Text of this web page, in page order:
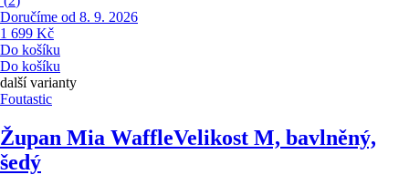
Doručíme od 8. 9. 2026
1 699 Kč
Do košíku
Do košíku
další varianty
Foutastic
Župan Mia WaffleVelikost M, bavlněný,
šedý